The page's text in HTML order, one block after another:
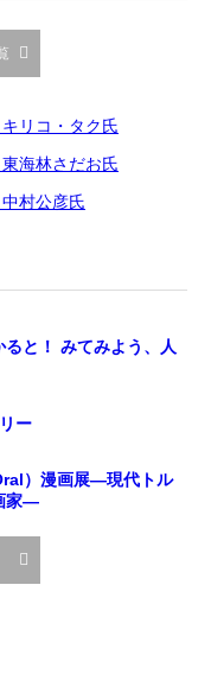
リコ・タク氏
海林さだお氏
村公彦氏
ると！ みてみよう、人
ー
）漫画展―現代トル
家―